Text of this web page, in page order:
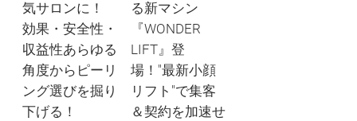
気サロンに！
効果・安全性・
収益性あらゆる
角度からピーリ
ング選びを掘り
下げる！
る新マシン
『WONDER
LIFT』登
場！"最新小顔
リフト"で集客
＆契約を加速せ